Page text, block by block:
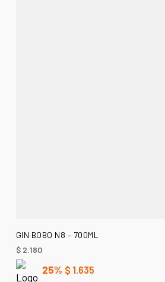
GIN BOBO N8 – 700ML
$2.180
25% $ 1.635